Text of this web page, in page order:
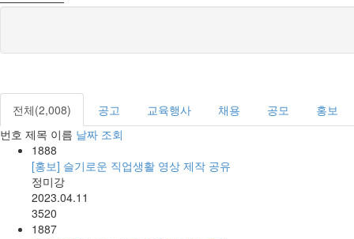
전체(2,008) 공고 교육행사 채용 공모 홍보
번호 제목 이름 날짜 조회
1888
[홍보] 슬기로운 직업생활 영상 제작 공유
정미강
2023.04.11
3520
1887